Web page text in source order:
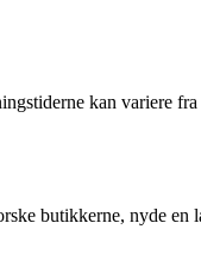
kan variere
butikkerne, nyde en